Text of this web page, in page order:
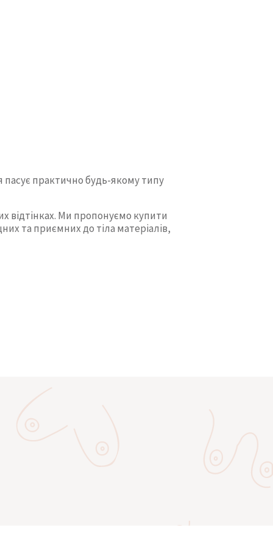
практично будь-якому типу
відтінках. Ми пропонуємо купити
та приємних до тіла матеріалів,
фіксацію. Його еластичний
на вечірках. Жіночий купальник,
Якщо для вас важлива рівна
асортименті представлені такі
старомодних варіантів, що
та оригінальний вигляд.
підійде як для пляжу, так і для